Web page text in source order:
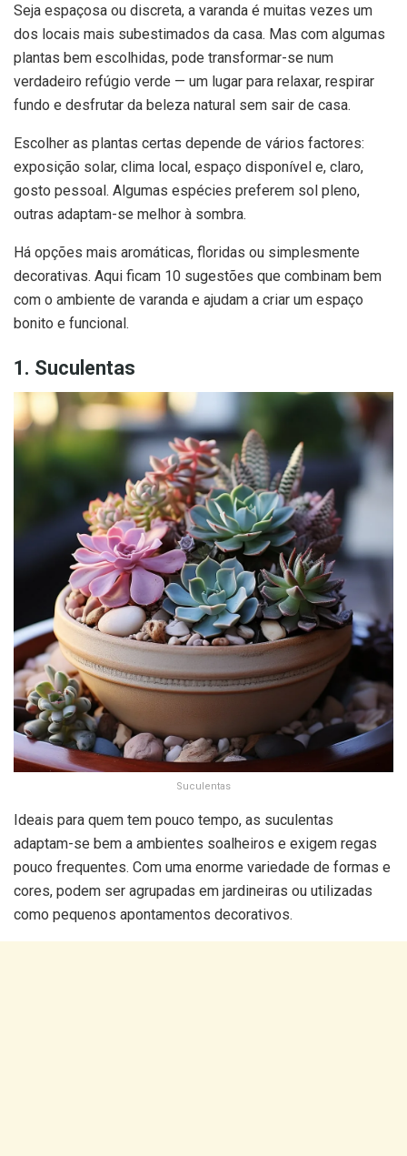
Seja espaçosa ou discreta, a varanda é muitas vezes um
dos locais mais subestimados da casa. Mas com algumas
plantas bem escolhidas, pode transformar-se num
verdadeiro refúgio verde — um lugar para relaxar, respirar
fundo e desfrutar da beleza natural sem sair de casa.
Escolher as plantas certas depende de vários factores:
exposição solar, clima local, espaço disponível e, claro,
gosto pessoal. Algumas espécies preferem sol pleno,
outras adaptam-se melhor à sombra.
Há opções mais aromáticas, floridas ou simplesmente
decorativas. Aqui ficam 10 sugestões que combinam bem
com o ambiente de varanda e ajudam a criar um espaço
bonito e funcional.
1. Suculentas
Suculentas
Ideais para quem tem pouco tempo, as suculentas
adaptam-se bem a ambientes soalheiros e exigem regas
pouco frequentes. Com uma enorme variedade de formas e
cores, podem ser agrupadas em jardineiras ou utilizadas
como pequenos apontamentos decorativos.